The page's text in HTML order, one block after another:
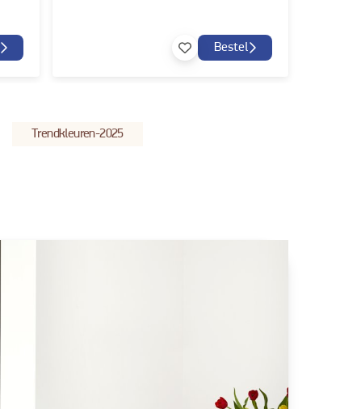
Bestel
Trendkleuren-2025